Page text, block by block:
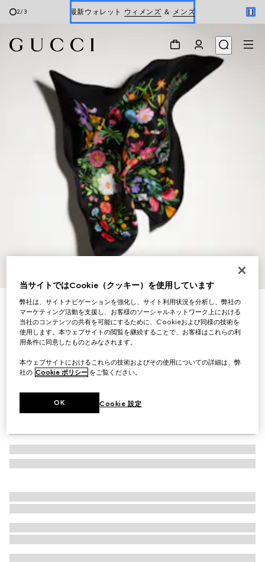
2/3 最新ウォレット ウィメンズ ＆ メンズ
オンライン限定 〔GGマーモント〕
/3
フローラ プリント シルクツイル スカーフ
￥80,300
（税込）
バリエーション ブラック
当サイトではCookie（クッキー）を使用しています
弊社は、サイトナビゲーションを強化し、サイト利用状況を分析し、弊社の
マーケティング活動を支援し、お客様のソーシャルネットワーク上における
当社のコンテンツの共有を可能にするために、Cookieおよび同様の技術を
使用します。本ウェブサイトの閲覧を継続することで、お客様はこれらの利
用条件に同意したものとみなされます。
本ウェブサイトにおけるこれらの技術およびその使用についての詳細は、弊
社の Cookie ポリシー をご覧ください。
Cookie 設定
OK